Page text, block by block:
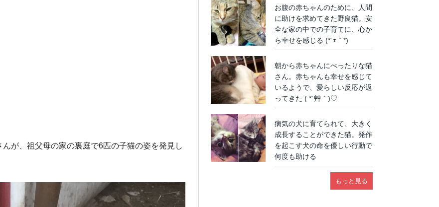
が、祖父母の家の裏庭で6匹の子猫の姿を発見し
お腹の赤ちゃんのために、人間
に助けを求めてきた野良猫。安
全な家の中での子育てに、心か
ら幸せを感じる (*´ｪ｀*)
朝から赤ちゃんにべったりな猫
さん。赤ちゃんも幸せを感じて
いるようで、愛らしい反応が返
ってきた ( *´艸｀)♡
病気の犬に育てられて、大きく
成長することができた猫。発作
を起こす犬の命を優しい行動で
何度も助ける
もっと見る